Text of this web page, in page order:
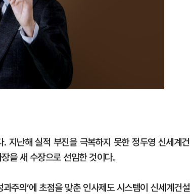
지난해 실적 부진을 극복하지 못한 정두영 신세계건
을 새 수장으로 선임한 것이다.
과주의’에 초점을 맞춘 인사제도 시스템이 신세계건설